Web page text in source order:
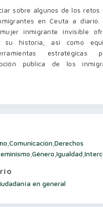
sobre algunos de los retos
en Ceuta a
inmigrante invisible
su historia, así como
estratégicas
pública de los
Comunicación Derechos
Género Igualdad
en general